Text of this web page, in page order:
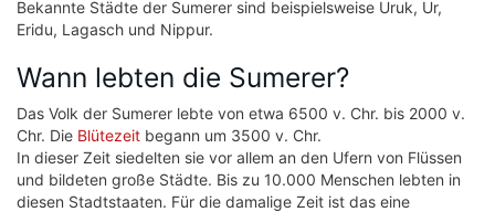
Bekannte Städte der Sumerer sind beispielsweise Uruk, Ur,
Eridu, Lagasch und Nippur.
Wann lebten die Sumerer?
Das Volk der Sumerer lebte von etwa 6500 v. Chr. bis 2000 v.
Chr. Die Blütezeit begann um 3500 v. Chr.
In dieser Zeit siedelten sie vor allem an den Ufern von Flüssen
und bildeten große Städte. Bis zu 10.000 Menschen lebten in
diesen Stadtstaaten. Für die damalige Zeit ist das eine